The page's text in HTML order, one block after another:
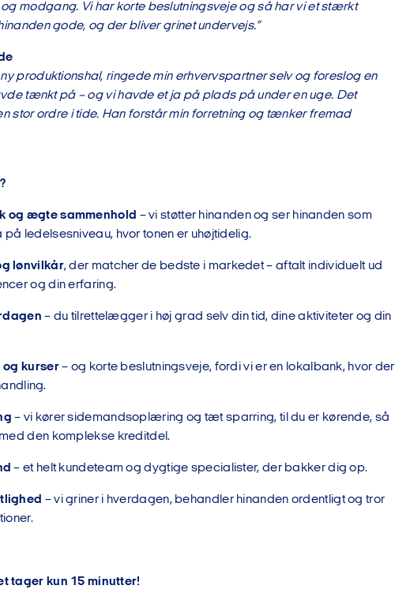
modgang. Vi har korte beslutningsveje og så har vi et stærkt
gode, og der bliver grinet undervejs.”
produktionshal, ringede min erhvervspartner selv og foreslog en
tænkt på – og vi havde et ja på plads på under en uge. Det
stor ordre i tide. Han forstår min forretning og tænker fremad
og ægte sammenhold – vi støtter hinanden og ser hinanden som
på ledelsesniveau, hvor tonen er uhøjtidelig.
lønvilkår, der matcher de bedste i markedet – aftalt individuelt ud
og din erfaring.
– du tilrettelægger i høj grad selv din tid, dine aktiviteter og din
og kurser– og korte beslutningsveje, fordi vi er en lokalbank, hvor der
– vi kører sidemandsoplæring og tæt sparring, til du er kørende, så
den komplekse kreditdel.
– et helt kundeteam og dygtige specialister, der bakker dig op.
– vi griner i hverdagen, behandler hinanden ordentligt og tror
tager kun 15 minutter!